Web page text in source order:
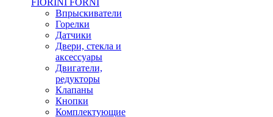
FIORINI FORNI
Впрыскиватели
Горелки
Датчики
Двери, стекла и
аксессуары
Двигатели,
редукторы
Клапаны
Кнопки
Комплектующие